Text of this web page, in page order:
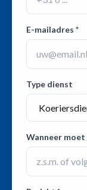
E-mailadres *
Type dienst
Wanneer moet